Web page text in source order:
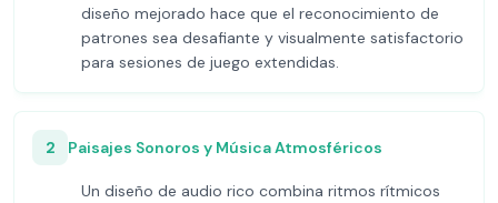
diseño mejorado hace que el reconocimiento de
patrones sea desafiante y visualmente satisfactorio
para sesiones de juego extendidas.
2 Paisajes Sonoros y Música Atmosféricos
Un diseño de audio rico combina ritmos rítmicos